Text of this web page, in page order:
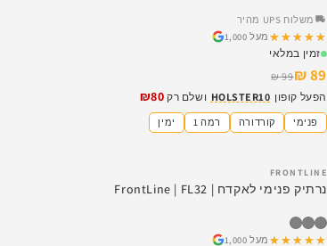
משלוח UPS מהיר
★★★★★
★★★★★ מעל 1,000
זמין במלאי
89 ₪
99 ₪
הפעל קופון HOLSTER10 ושלם רק ₪80
פנימי קורדורה רמה 1 ימין
SALE
FRONTLINE
נרתיק פנימי לאקדח | FrontLine | FL32
★★★★★
★★★★★ מעל 1,000